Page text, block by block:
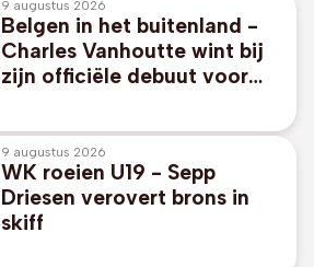
9 augustus 2026
Belgen in het buitenland -
Charles Vanhoutte wint bij
zijn officiële debuut voor
derby
9 augustus 2026
WK roeien U19 - Sepp
Driesen verovert brons in
skiff